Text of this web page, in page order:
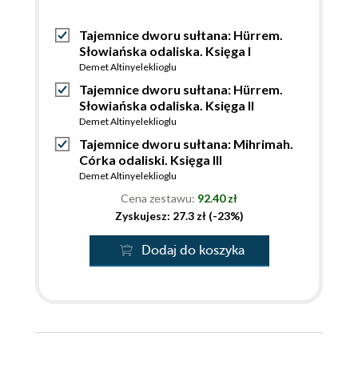
Tajemnice dworu sułtana: Hürrem.
Słowiańska odaliska. Księga I
Demet Altinyeleklioglu
Tajemnice dworu sułtana: Hürrem.
Słowiańska odaliska. Księga II
Demet Altinyeleklioglu
Tajemnice dworu sułtana: Mihrimah.
Córka odaliski. Księga III
Demet Altinyeleklioglu
Cena zestawu: 92.40 zł
Zyskujesz: 27.3 zł (-23%)
Dodaj do koszyka